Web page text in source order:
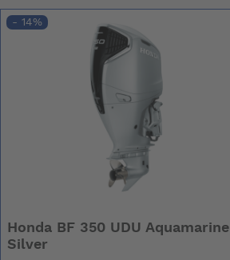
- 14%
Honda BF 350 UDU Aquamarine
Silver